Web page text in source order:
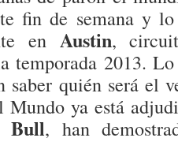
fin de semana y
en Austin,
temporada 2013.
saber quién será el
Mundo ya está
Bull, han